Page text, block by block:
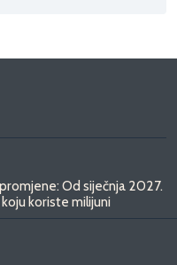
Od siječnja 2027.
koriste milijuni